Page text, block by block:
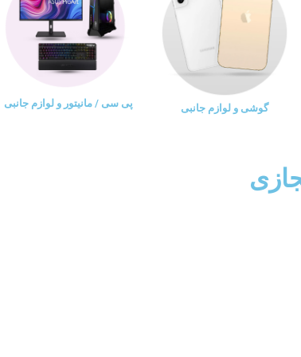
گوشی و لوازم جانبی پی سی / مانیتور و لوازم جانبی